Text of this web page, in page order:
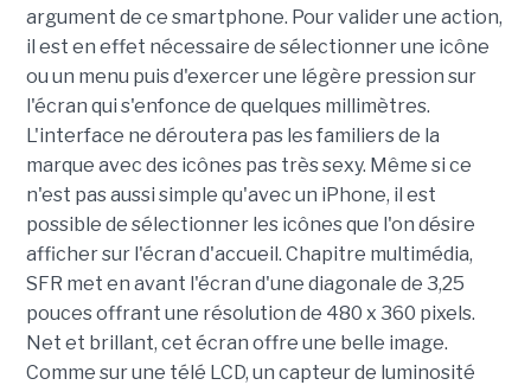
argument de ce smartphone. Pour valider une action,
il est en effet nécessaire de sélectionner une icône
ou un menu puis d'exercer une légère pression sur
l'écran qui s'enfonce de quelques millimètres.
L'interface ne déroutera pas les familiers de la
marque avec des icônes pas très sexy. Même si ce
n'est pas aussi simple qu'avec un iPhone, il est
possible de sélectionner les icônes que l'on désire
afficher sur l'écran d'accueil. Chapitre multimédia,
SFR met en avant l'écran d'une diagonale de 3,25
pouces offrant une résolution de 480 x 360 pixels.
Net et brillant, cet écran offre une belle image.
Comme sur une télé LCD, un capteur de luminosité